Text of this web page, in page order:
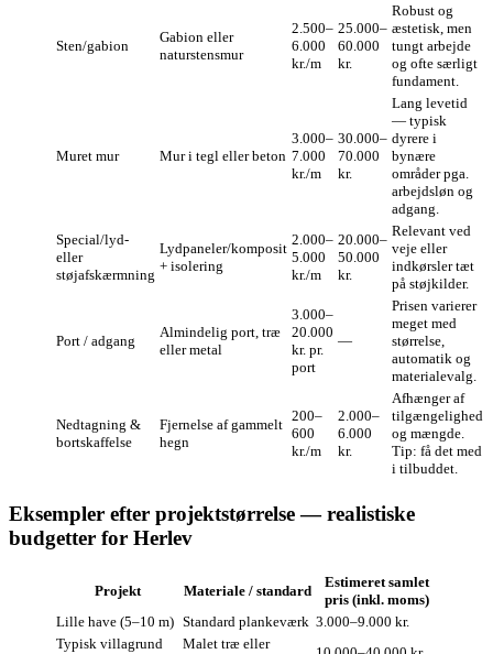
Sten/gabion
Gabion eller
naturstensmur
2.500–
6.000
kr./m
25.000–
60.000
kr.
Robust og
æstetisk, men
tungt arbejde
og ofte særligt
fundament.
Muret mur Mur i tegl eller beton
3.000–
7.000
kr./m
30.000–
70.000
kr.
Lang levetid
— typisk
dyrere i
bynære
områder pga.
arbejdsløn og
adgang.
Special/lyd-
eller
støjafskærmning
Lydpaneler/komposit
+ isolering
2.000–
5.000
kr./m
20.000–
50.000
kr.
Relevant ved
veje eller
indkørsler tæt
på støjkilder.
Port / adgang
Almindelig port, træ
eller metal
3.000–
20.000
kr. pr.
port
—
Prisen varierer
meget med
størrelse,
automatik og
materialevalg.
Nedtagning &
bortskaffelse
Fjernelse af gammelt
hegn
200–
600
kr./m
2.000–
6.000
kr.
Afhænger af
tilgængelighed
og mængde.
Tip: få det med
i tilbuddet.
Eksempler efter projektstørrelse — realistiske
budgetter for Herlev
Projekt Materiale / standard
Estimeret samlet
pris (inkl. moms)
Lille have (5–10 m) Standard plankeværk 3.000–9.000 kr.
Typisk villagrund
Malet træ eller